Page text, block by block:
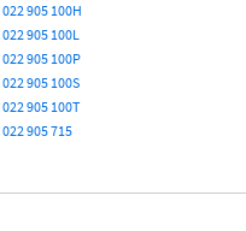
022 905 100H
022 905 100L
022 905 100P
022 905 100S
022 905 100T
022 905 715